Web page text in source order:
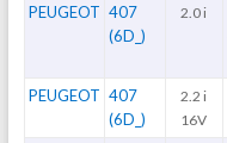
PEUGEOT 407
(6D_)
2.0 i
PEUGEOT 407
(6D_)
2.2 i
16V